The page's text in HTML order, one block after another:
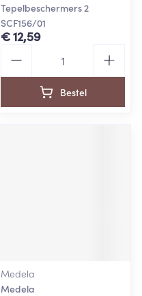
Tepelbeschermers 2
SCF156/01
€ 12,59
Bestel
Medela
Medela